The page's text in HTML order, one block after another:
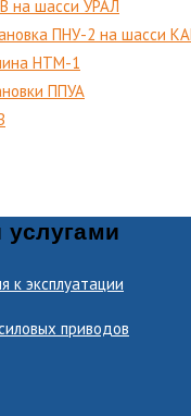
на шасси УРАЛ
ПНУ-2 на шасси
НТМ-1
ППУА
к эксплуатации
приводов